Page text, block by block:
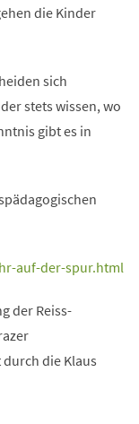
die Kinder
sich
stets wissen, wo
gibt es in
auf-der-spur.html
der Reiss-
die Klaus